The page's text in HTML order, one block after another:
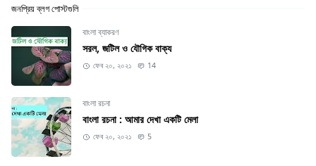
জনপ্রিয় ব্লগ পোস্টগুলি
বাংলা ব্যাকরণ
সরল, জটিল ও যৌগিক বাক্য
ফেব ২০, ২০২১ 14
বাংলা রচনা
বাংলা রচনা : আমার দেখা একটি মেলা
ফেব ২০, ২০২১ 5